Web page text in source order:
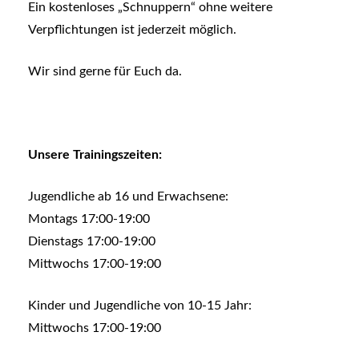
Ein kostenloses „Schnuppern“ ohne weitere
Verpflichtungen ist jederzeit möglich.
Wir sind gerne für Euch da.
Unsere Trainingszeiten:
Jugendliche ab 16 und Erwachsene:
Montags 17:00-19:00
Dienstags 17:00-19:00
Mittwochs 17:00-19:00
Kinder und Jugendliche von 10-15 Jahr:
Mittwochs 17:00-19:00